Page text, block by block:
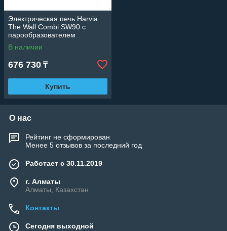
Электрическая печь Harvia
The Wall Combi SW90 с
парообразователем
(Мощность 9 кВт, объем 8-14
м3)
В наличии
676 730 ₸
Купить
О нас
Рейтинг не сформирован
Менее 5 отзывов за последний год
Работает с 30.11.2019
г. Алматы
Алматы, Казахстан
Контакты
Сегодня выходной